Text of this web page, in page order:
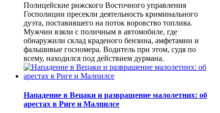
Полицейские рижского Восточного управления
Госполиции пресекли деятельность криминального
дуэта, поставившего на поток воровство топлива.
Мужчин взяли с поличным в автомобиле, где
обнаружили склад краденого бензина, амфетамин и
фальшивые госномера. Водитель при этом, судя по
всему, находился под действием дурмана.
Нападение в Вецаки и развращение малолетних: об
арестах в Риге и Малпилсе